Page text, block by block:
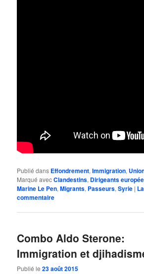
Publié dans Effondrement,Immigration,
Marqué avecClandestins, Dirigeants
Marine Le Pen,Migrants, Passeurs,Syrie |
commentaire
Combo Aldo Sterone:
Immigration et
Publié le23 août 2015